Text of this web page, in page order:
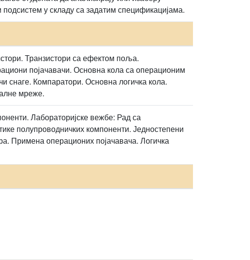
у складу са задатим спецификацијама.
Транзистори са ефектом поља.
појачавачи. Основна кола са операционим
снаге. Компаратори. Основна логичка кола.
мреже.
Лабораторијске вежбе: Рад са
полупроводничких компоненти. Једностепени
Примена операционих појачавача. Логичка